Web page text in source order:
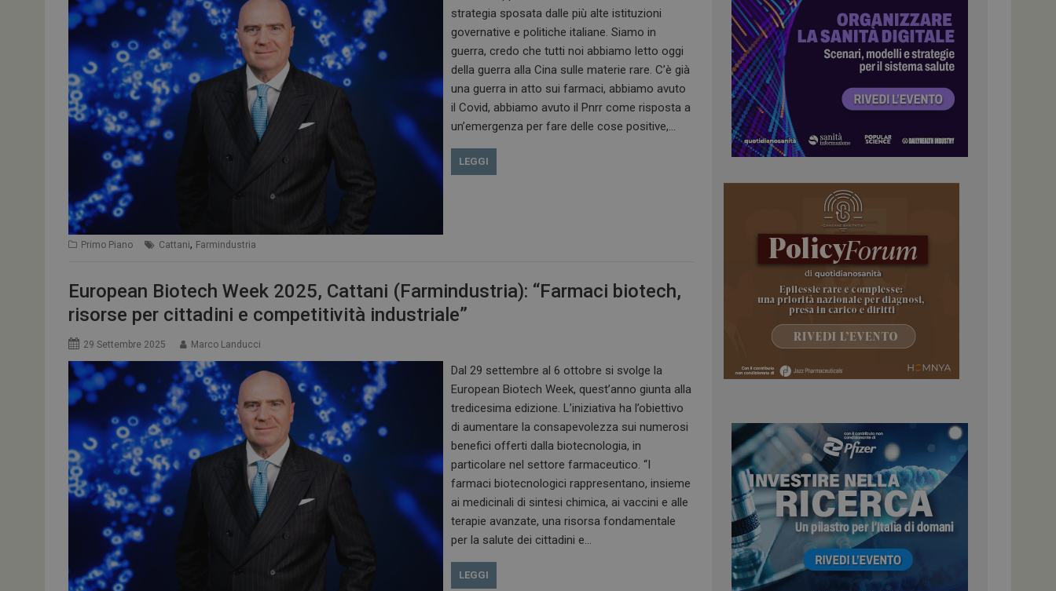
strategia sposata dalle più alte istituzioni
governative e politiche italiane. Siamo in
guerra, credo che tutti noi abbiamo letto oggi
della guerra alla Cina sulle materie rare. C’è già
una guerra in atto sui farmaci, abbiamo avuto
il Covid, abbiamo avuto il Pnrr come risposta a
un’emergenza per fare delle cose positive,…
LEGGI
Primo Piano Cattani, Farmindustria
European Biotech Week 2025, Cattani (Farmindustria): “Farmaci biotech,
risorse per cittadini e competitività industriale”
29 Settembre 2025 Marco Landucci
Dal 29 settembre al 6 ottobre si svolge la
European Biotech Week, quest’anno giunta alla
tredicesima edizione. L’iniziativa ha l’obiettivo
di aumentare la consapevolezza sui numerosi
benefici offerti dalla biotecnologia, in
particolare nel settore farmaceutico. “I
farmaci biotecnologici rappresentano, insieme
ai medicinali di sintesi chimica, ai vaccini e alle
terapie avanzate, una risorsa fondamentale
per la salute dei cittadini e…
LEGGI